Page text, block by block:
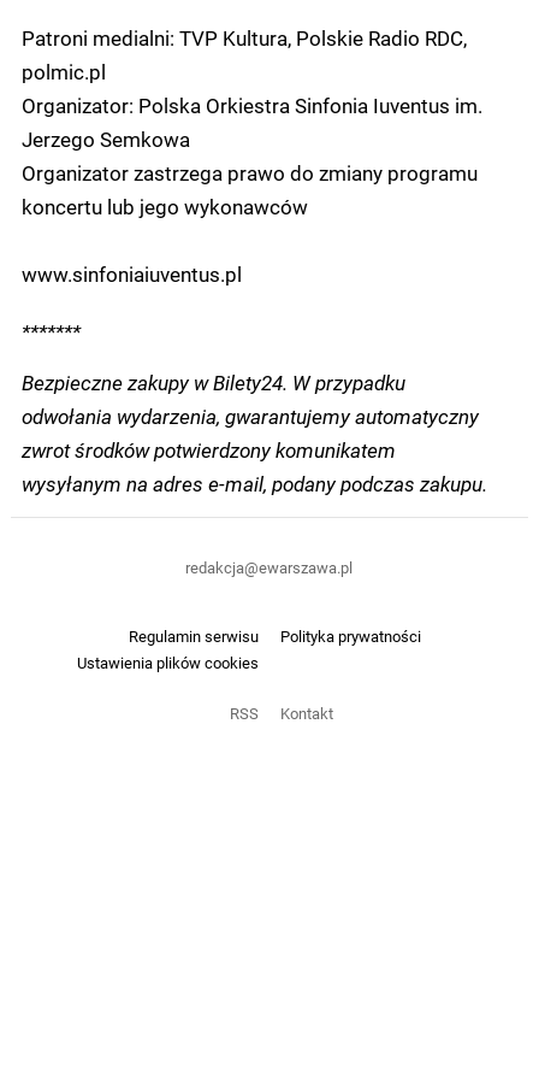
Patroni medialni: TVP Kultura, Polskie Radio RDC,
polmic.pl
Organizator: Polska Orkiestra Sinfonia Iuventus im.
Jerzego Semkowa
Organizator zastrzega prawo do zmiany programu
koncertu lub jego wykonawców
www.sinfoniaiuventus.pl
*******
Bezpieczne zakupy w Bilety24. W przypadku
odwołania wydarzenia, gwarantujemy automatyczny
zwrot środków potwierdzony komunikatem
wysyłanym na adres e-mail, podany podczas zakupu.
Regulamin serwisu
Polityka prywatności
Ustawienia plików cookies
RSS Kontakt
redakcja@ewarszawa.pl